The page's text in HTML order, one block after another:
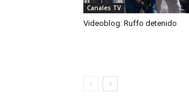
Canales TV
Videoblog: Ruffo detenido